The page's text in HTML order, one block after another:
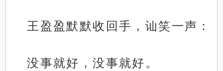
王盈盈默默收回手，讪笑一声：
没事就好，没事就好。